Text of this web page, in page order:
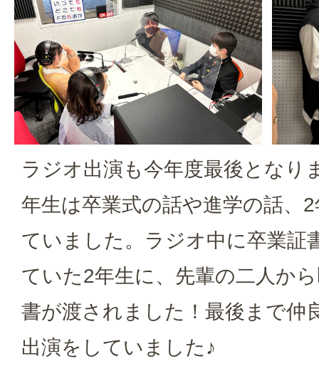
ラジオ出演も今年度最後となり
年生は卒業式の話や進学の話、
ていました。ラジオ中に卒業証
ていた2年生に、先輩の二人か
書が渡されました！最後まで仲
出演をしていました♪